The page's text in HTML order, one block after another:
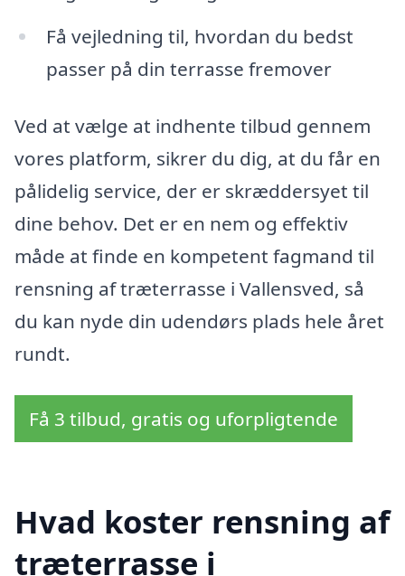
Få vejledning til, hvordan du bedst
passer på din terrasse fremover
Ved at vælge at indhente tilbud gennem
vores platform, sikrer du dig, at du får en
pålidelig service, der er skræddersyet til
dine behov. Det er en nem og effektiv
måde at finde en kompetent fagmand til
rensning af træterrasse i Vallensved, så
du kan nyde din udendørs plads hele året
rundt.
Få 3 tilbud, gratis og uforpligtende
Hvad koster rensning af
træterrasse i